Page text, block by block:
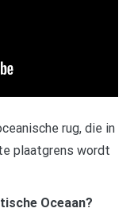
rug, die in
plaatgrens wordt
Oceaan?